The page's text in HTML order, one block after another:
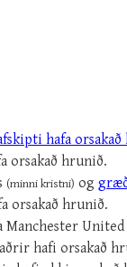
hafa orsakað
orsakað hrunið.
(minni kristni) og
orsakað hrunið.
United
hafi orsakað